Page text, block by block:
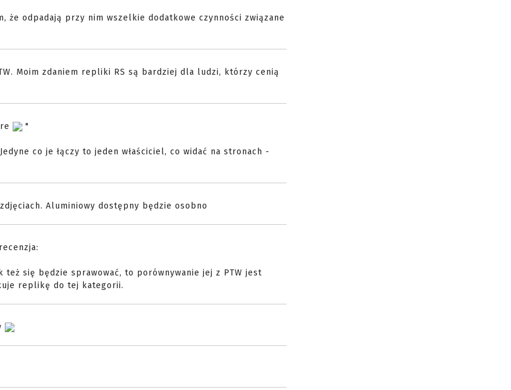
że odpadają przy nim wszelkie dodatkowe czynności związane
Moim zdaniem repliki RS są bardziej dla ludzi, którzy cenią
"
co je łączy to jeden właściciel, co widać na stronach -
Aluminiowy dostępny będzie osobno
się będzie sprawować, to porównywanie jej z PTW jest
replikę do tej kategorii.